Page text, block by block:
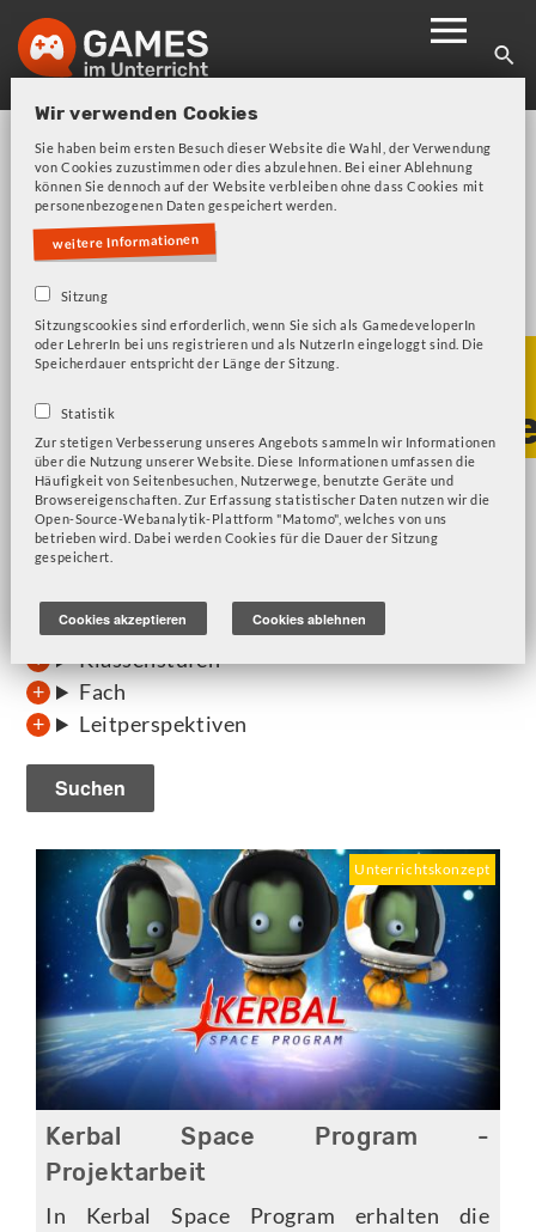
Skip
to
main
navigation
Fehlermeldung
Bitte beachten Sie unsere Frage zu Cookies!
Übersicht aller
Wir verwenden Cookies
Sie haben beim ersten Besuch dieser Website die Wahl, der Verwendung
von Cookies zuzustimmen oder dies abzulehnen. Bei einer Ablehnung
können Sie dennoch auf der Website verbleiben ohne dass Cookies mit
personenbezogenen Daten gespeichert werden.
weitere Informationen
Sitzung
Sitzungscookies sind erforderlich, wenn Sie sich als GamedeveloperIn
oder LehrerIn bei uns registrieren und als NutzerIn eingeloggt sind. Die
Speicherdauer entspricht der Länge der Sitzung.
Statistik
Zur stetigen Verbesserung unseres Angebots sammeln wir Informationen
über die Nutzung unserer Website. Diese Informationen umfassen die
Häufigkeit von Seitenbesuchen, Nutzerwege, benutzte Geräte und
Browsereigenschaften. Zur Erfassung statistischer Daten nutzen wir die
Open-Source-Webanalytik-Plattform "Matomo", welches von uns
betrieben wird. Dabei werden Cookies für die Dauer der Sitzung
gespeichert.
Cookies akzeptieren Cookies ablehnen
Titel und Beschreibung durchsuchen
Klassenstufen
Fach
Leitperspektiven
Unterrichtskonzept
Kerbal Space Program -
Projektarbeit
In Kerbal Space Program erhalten die